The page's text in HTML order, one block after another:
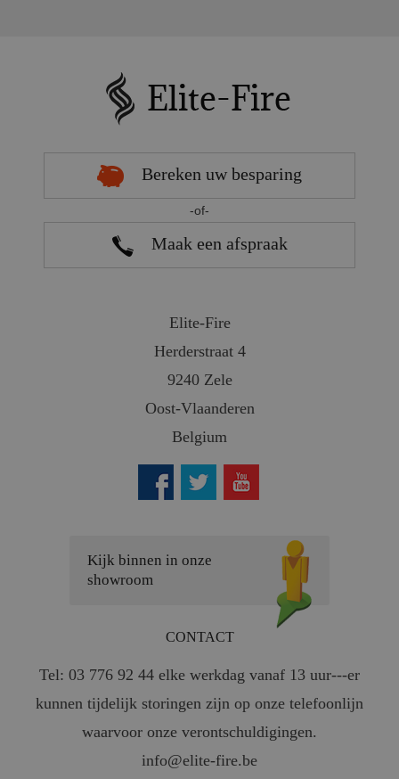
Bereken uw besparing
-of-
Maak een afspraak
Elite-Fire
Herderstraat 4
9240 Zele
Oost-Vlaanderen
Belgium
Kijk binnen in onze
showroom
CONTACT
Tel: 03 776 92 44 elke werkdag vanaf 13 uur---er
kunnen tijdelijk storingen zijn op onze telefoonlijn
waarvoor onze verontschuldigingen.
info@elite-fire.be